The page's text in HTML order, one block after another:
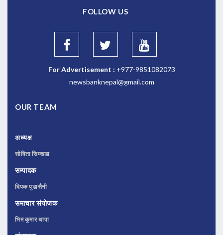
FOLLOW US
For Advertisement : +977-9851082073
newsbanknepal@gmail.com
OUR TEAM
अध्यक्ष
सोविता सिम्खडा
सम्पादक
दिपक पुडासैनी
समाचार संयोजक
भिम कुमार थापा